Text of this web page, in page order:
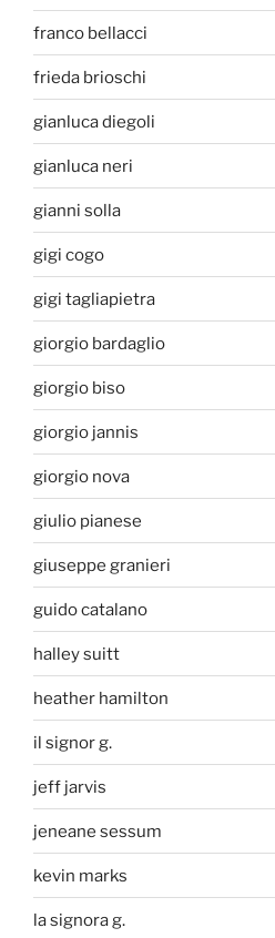
franco bellacci
frieda brioschi
gianluca diegoli
gianluca neri
gianni solla
gigi cogo
gigi tagliapietra
giorgio bardaglio
giorgio biso
giorgio jannis
giorgio nova
giulio pianese
giuseppe granieri
guido catalano
halley suitt
heather hamilton
il signor g.
jeff jarvis
jeneane sessum
kevin marks
la signora g.